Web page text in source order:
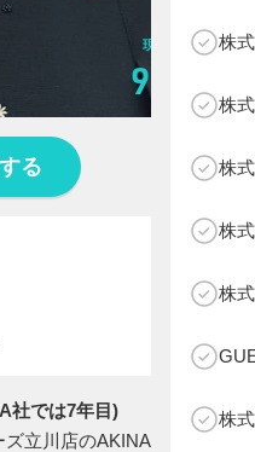
株
株
株
株
株
株
現在の総投票数
9,606
る
社では7年目)
立川店のAKINAGAと申し